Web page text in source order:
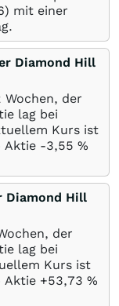
) mit einer
Diamond Hill
der
lag bei
Kurs ist
Aktie -3,55 %
Diamond Hill
der
lag bei
Kurs ist
Aktie +53,73 %